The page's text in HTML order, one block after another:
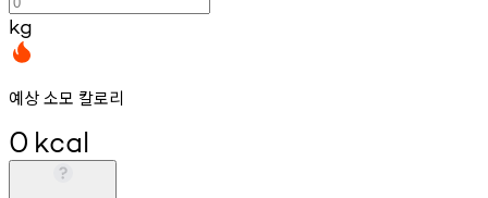
kg
예상 소모 칼로리
0 kcal